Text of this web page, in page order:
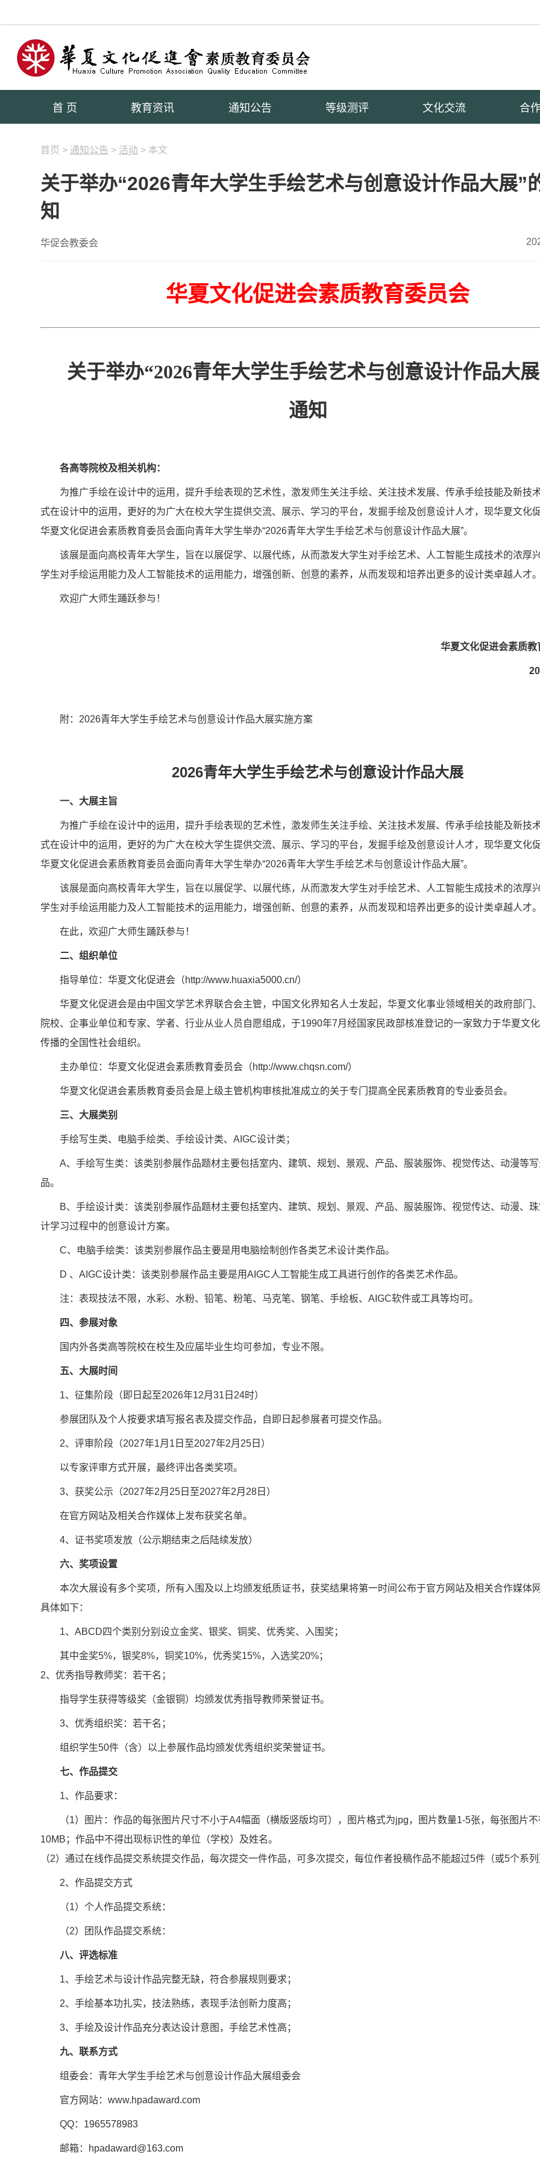
首 页 教育资讯 通知公告 等级测评 文化交流 合
首页 > 通知公告 > 活动 > 本文
关于举办“2026青年大学生手绘艺术与创意设计作品大展”
知
华促会教委会
华夏文化促进会素质教育委员会
关于举办“2026青年大学生手绘艺术与创意设计作品大
通知
各高等院校及相关机构：
为推广手绘在设计中的运用，提升手绘表现的艺术性，激发师生关注手绘、关注技术发展、传承手绘技能及新技
式在设计中的运用，更好的为广大在校大学生提供交流、展示、学习的平台，发掘手绘及创意设计人才，现华夏文化
华夏文化促进会素质教育委员会面向青年大学生举办“2026青年大学生手绘艺术与创意设计作品大展”。
该展是面向高校青年大学生，旨在以展促学、以展代练，从而激发大学生对手绘艺术、人工智能生成技术的浓厚
学生对手绘运用能力及人工智能技术的运用能力，增强创新、创意的素养，从而发现和培养出更多的设计类卓越人才
欢迎广大师生踊跃参与！
华夏文化促进会素质教
2026年
附：2026青年大学生手绘艺术与创意设计作品大展实施方案
2026青年大学生手绘艺术与创意设计作品大展
一、大展主旨
为推广手绘在设计中的运用，提升手绘表现的艺术性，激发师生关注手绘、关注技术发展、传承手绘技能及新技
式在设计中的运用，更好的为广大在校大学生提供交流、展示、学习的平台，发掘手绘及创意设计人才，现华夏文化
华夏文化促进会素质教育委员会面向青年大学生举办“2026青年大学生手绘艺术与创意设计作品大展”。
该展是面向高校青年大学生，旨在以展促学、以展代练，从而激发大学生对手绘艺术、人工智能生成技术的浓厚
学生对手绘运用能力及人工智能技术的运用能力，增强创新、创意的素养，从而发现和培养出更多的设计类卓越人才
在此，欢迎广大师生踊跃参与！
二、组织单位
指导单位：华夏文化促进会（http://www.huaxia5000.cn/）
华夏文化促进会是由中国文学艺术界联合会主管，中国文化界知名人士发起，华夏文化事业领域相关的政府部门
院校、企事业单位和专家、学者、行业从业人员自愿组成，于1990年7月经国家民政部核准登记的一家致力于华夏文
传播的全国性社会组织。
主办单位：华夏文化促进会素质教育委员会（http://www.chqsn.com/）
华夏文化促进会素质教育委员会是上级主管机构审核批准成立的关于专门提高全民素质教育的专业委员会。
三、大展类别
手绘写生类、电脑手绘类、手绘设计类、AIGC设计类；
A、手绘写生类：该类别参展作品题材主要包括室内、建筑、规划、景观、产品、服装服饰、视觉传达、动漫等
品。
B、手绘设计类：该类别参展作品题材主要包括室内、建筑、规划、景观、产品、服装服饰、视觉传达、动漫、
计学习过程中的创意设计方案。
C、电脑手绘类：该类别参展作品主要是用电脑绘制创作各类艺术设计类作品。
D 、AIGC设计类：该类别参展作品主要是用AIGC人工智能生成工具进行创作的各类艺术作品。
注：表现技法不限，水彩、水粉、铅笔、粉笔、马克笔、钢笔、手绘板、AIGC软件或工具等均可。
四、参展对象
国内外各类高等院校在校生及应届毕业生均可参加，专业不限。
五、大展时间
1、征集阶段（即日起至2026年12月31日24时）
参展团队及个人按要求填写报名表及提交作品，自即日起参展者可提交作品。
2、评审阶段（2027年1月1日至2027年2月25日）
以专家评审方式开展，最终评出各类奖项。
3、获奖公示（2027年2月25日至2027年2月28日）
在官方网站及相关合作媒体上发布获奖名单。
4、证书奖项发放（公示期结束之后陆续发放）
六、奖项设置
本次大展设有多个奖项，所有入围及以上均颁发纸质证书，获奖结果将第一时间公布于官方网站及相关合作媒体
具体如下：
1、ABCD四个类别分别设立金奖、银奖、铜奖、优秀奖、入围奖；
其中金奖5%，银奖8%，铜奖10%，优秀奖15%，入选奖20%；
2、优秀指导教师奖：若干名；
指导学生获得等级奖（金银铜）均颁发优秀指导教师荣誉证书。
3、优秀组织奖：若干名；
组织学生50件（含）以上参展作品均颁发优秀组织奖荣誉证书。
七、作品提交
1、作品要求：
（1）图片：作品的每张图片尺寸不小于A4幅面（横版竖版均可），图片格式为jpg，图片数量1-5张，每张图片
10MB；作品中不得出现标识性的单位（学校）及姓名。
（2）通过在线作品提交系统提交作品，每次提交一件作品，可多次提交，每位作者投稿作品不能超过5件（或5个系
2、作品提交方式
（1）个人作品提交系统：
（2）团队作品提交系统：
八、评选标准
1、手绘艺术与设计作品完整无缺，符合参展规则要求；
2、手绘基本功扎实，技法熟练，表现手法创新力度高；
3、手绘及设计作品充分表达设计意图，手绘艺术性高；
九、联系方式
组委会：青年大学生手绘艺术与创意设计作品大展组委会
官方网站：www.hpadaward.com
QQ：1965578983
邮箱：hpadaward@163.com